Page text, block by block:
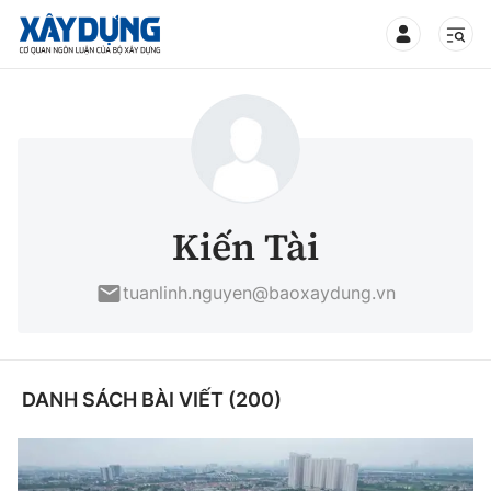
Mới nhất
Chính trị
Xây dựng
Chỉ đạo điều hành
Giao thông
Kiến Tài
tuanlinh.nguyen@baoxaydung.vn
DANH SÁCH BÀI VIẾT (200)